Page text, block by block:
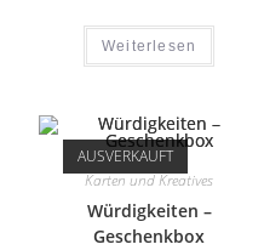
Weiterlesen
AUSVERKAUFT
Karten und Kreatives
Würdigkeiten –
Geschenkbox